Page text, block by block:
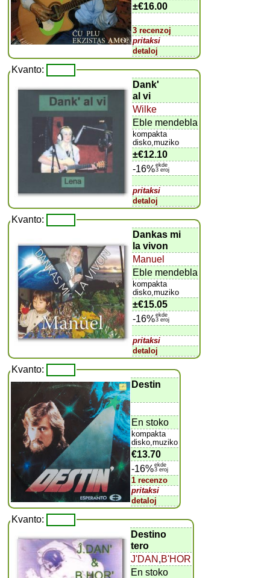
±€16.00
3 recenzoj
pritaksi
detaloj
Kvanto:
Dank'
al vi
Wilke
Eble mendebla
kompakta
disko,muziko
±€12.10
-16%ekde
3 eroj
pritaksi
detaloj
Kvanto:
Dankas mi
la vivon
Manuel
Eble mendebla
kompakta
disko,muziko
±€15.05
-16%ekde
3 eroj
pritaksi
detaloj
Kvanto:
Destin
En stoko
kompakta
disko,muziko
€13.70
-16%ekde
3 eroj
1 recenzo
pritaksi
detaloj
Kvanto:
Destino
tero
J'DAN ,B'HOR
En stoko